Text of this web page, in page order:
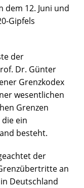
dem 12. Juni und
Gipfels
der
Dr. Günter
Grenzkodex
wesentlichen
Grenzen
ein
besteht.
der
an
Deutschland